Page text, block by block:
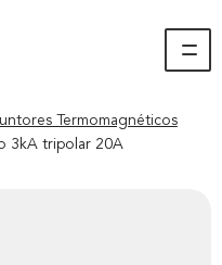
Termomagnéticos
3kA tripolar 20A